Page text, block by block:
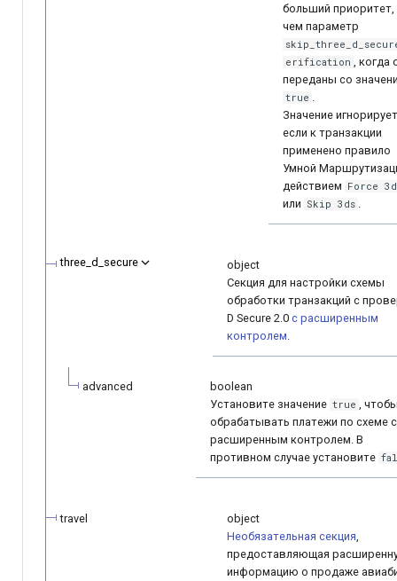
больший приоритет,
чем параметр
erification
, когда
переданы со
true
Значение
если к транзакции
применено правило
Умной
действием Force
или Skip 3ds
three_d_secure
object
Секция для настройки схемы
обработки транзакций с
D Secure 2.0 с расширенным
контролем
advanced
boolean
Установите значение true
,
обрабатывать платежи по схеме с
расширенным контролем. В
противном случае установите
travel
object
Необязательная секция
предоставляющая
информацию о продаже